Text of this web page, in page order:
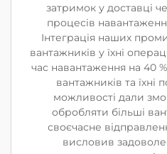
затримок у доставці
процесів
Інтеграція наших
вантажників у їхні
час навантаження на 40
вантажників та їхні
можливості дали
обробляти більші
своєчасне
висловив